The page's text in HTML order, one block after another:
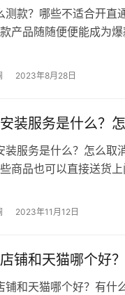
好服务和业绩，这
平台此举也希望入驻
来收取的，每种类
测款？哪些不适合开
产品随随便便能成为
2023年8月28日
装服务是什么？怎
装服务是什么？怎么
商品也可以直接送货
2023年11月12日
铺和天猫哪个好
铺和天猫哪个好？有